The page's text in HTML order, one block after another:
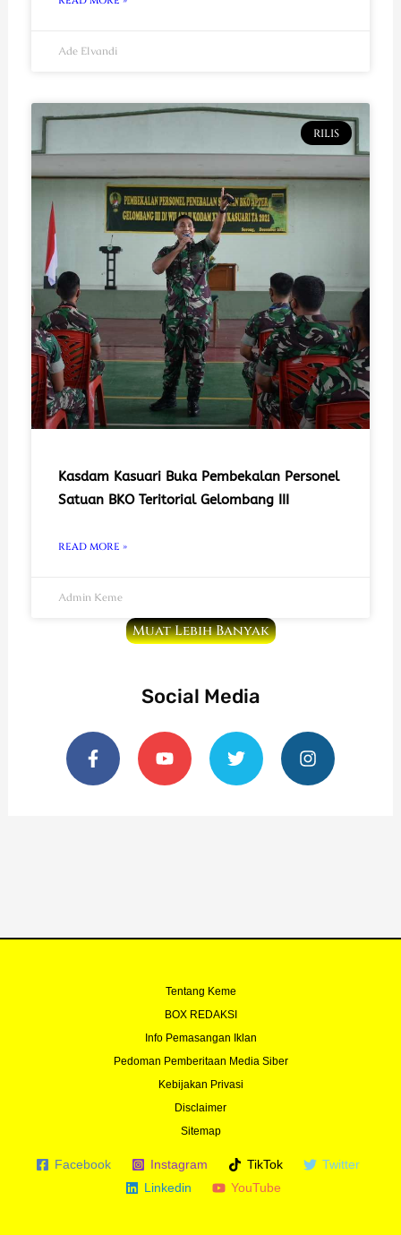
Ade Elvandi
RILIS
Kasdam Kasuari Buka Pembekalan Personel
Satuan BKO Teritorial Gelombang III
READ MORE »
Admin Keme
Muat Lebih Banyak
Social Media
F
a
c
e
Y
o
u
t
T
w
i
t
I
n
s
t
Tentang Keme
BOX REDAKSI
Info Pemasangan Iklan
Pedoman Pemberitaan Media Siber
Kebijakan Privasi
Disclaimer
Sitemap
Facebook Instagram TikTok
Twitter
Linkedin
YouTube